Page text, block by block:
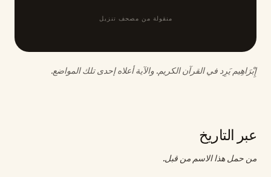
منقولة من مصحف تنزيل
إِبْرَاهِيم يَرِد في القرآن الكريم. والآية أعلاه إحدى تلك المواضع.
عبر التاريخ
من حمل هذا الاسم من قبل.